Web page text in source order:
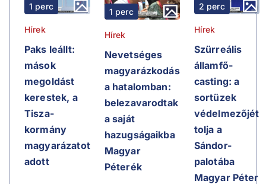
1 perc
Hírek
Paks leállt:
mások
megoldást
kerestek, a
Tisza-
kormány
magyarázatot
adott
1 perc
Hírek
Nevetséges
magyarázkodás
a hatalomban:
belezavarodtak
a saját
hazugságaikba
Magyar
Péterék
2 perc
Hírek
Szürreális
államfő-
casting: a
sortüzek
védelmezőjét
tolja a
Sándor-
palotába
Magyar Péter